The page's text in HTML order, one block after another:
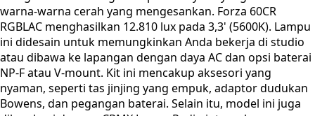
warna-warna cerah yang mengesankan. Forza 60CR
RGBLAC menghasilkan 12.810 lux pada 3,3' (5600K). Lampu
ini didesain untuk memungkinkan Anda bekerja di studio
atau dibawa ke lapangan dengan daya AC dan opsi baterai
NP-F atau V-mount. Kit ini mencakup aksesori yang
nyaman, seperti tas jinjing yang empuk, adaptor dudukan
Bowens, dan pegangan baterai. Selain itu, model ini juga